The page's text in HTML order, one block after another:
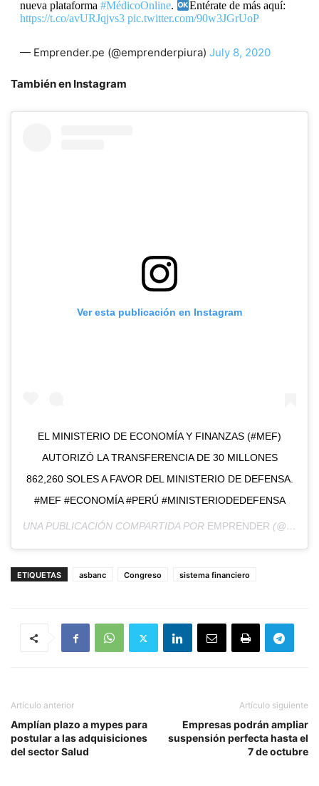
nueva plataforma #MédicoOnline.
Entérate de más aquí:
https://t.co/avURJqjvs3 pic.twitter.com/90w3JGrUoP
— Emprender.pe (@emprenderpiura) July 8, 2020
También en Instagram
Ver esta publicación en Instagram
EL MINISTERIO DE ECONOMÍA Y FINANZAS (#MEF)
AUTORIZÓ LA TRANSFERENCIA DE 30 MILLONES
862,260 SOLES A FAVOR DEL MINISTERIO DE DEFENSA.
#MEF #ECONOMÍA #PERÚ #MINISTERIODEDEFENSA
UNA PUBLICACIÓN COMPARTIDA POR EMPRENDER (@EMPRENDER.PE) EL
ETIQUETAS asbanc Congreso sistema financiero
Artículo anterior
Amplían plazo a mypes para
postular a las adquisiciones
del sector Salud
Artículo siguiente
Empresas podrán ampliar
suspensión perfecta hasta el
7 de octubre